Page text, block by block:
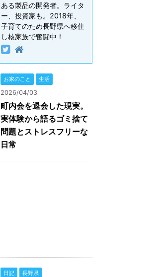
ある製品の開発者。ライタ
ー、投資家も。2018年、
子育てのため長野県へ移住
し核家族で奮闘中！
お家のこと 生活
2026/04/03
町内会を退会した現実。
実体験から語るゴミ捨て
問題とストレスフリーな
日常
日記 長野県